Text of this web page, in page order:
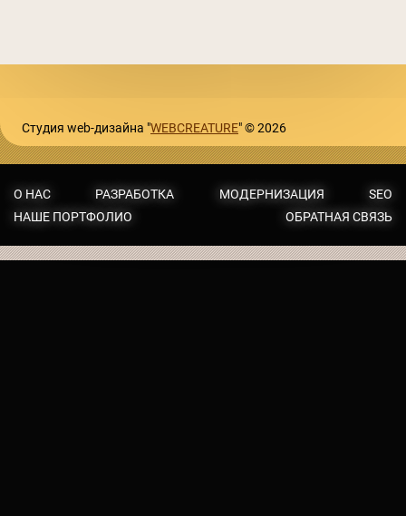
Студия web-дизайна "WEBCREATURE" © 2026
О НАС РАЗРАБОТКА МОДЕРНИЗАЦИЯ
SEO
НАШЕ ПОРТФОЛИО
ОБРАТНАЯ СВЯЗЬ